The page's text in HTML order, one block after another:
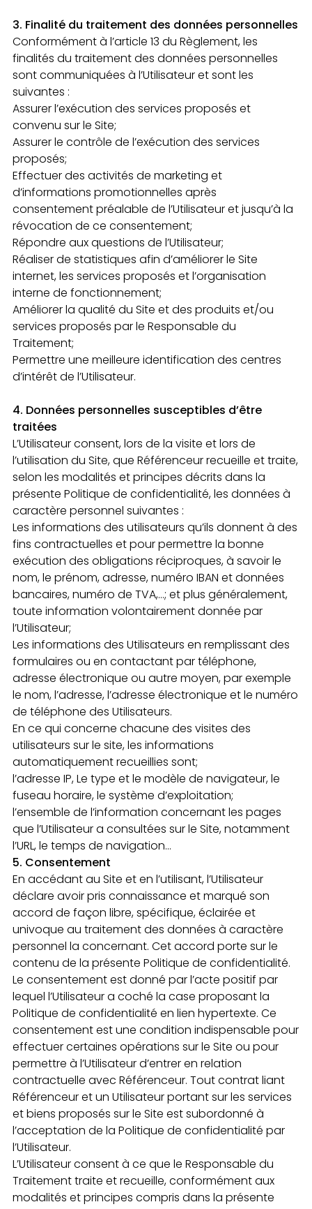
3. Finalité du traitement des données personnelles
Conformément à l’article 13 du Règlement, les
finalités du traitement des données personnelles
sont communiquées à l’Utilisateur et sont les
suivantes :
Assurer l’exécution des services proposés et
convenu sur le Site;
Assurer le contrôle de l’exécution des services
proposés;
Effectuer des activités de marketing et
d’informations promotionnelles après
consentement préalable de l’Utilisateur et jusqu’à la
révocation de ce consentement;
Répondre aux questions de l’Utilisateur;
Réaliser de statistiques afin d’améliorer le Site
internet, les services proposés et l’organisation
interne de fonctionnement;
Améliorer la qualité du Site et des produits et/ou
services proposés par le Responsable du
Traitement;
Permettre une meilleure identification des centres
d’intérêt de l’Utilisateur.
4. Données personnelles susceptibles d’être
traitées
L’Utilisateur consent, lors de la visite et lors de
l’utilisation du Site, que Référenceur recueille et traite,
selon les modalités et principes décrits dans la
présente Politique de confidentialité, les données à
caractère personnel suivantes :
Les informations des utilisateurs qu’ils donnent à des
fins contractuelles et pour permettre la bonne
exécution des obligations réciproques, à savoir le
nom, le prénom, adresse, numéro IBAN et données
bancaires, numéro de TVA,…; et plus généralement,
toute information volontairement donnée par
l’Utilisateur;
Les informations des Utilisateurs en remplissant des
formulaires ou en contactant par téléphone,
adresse électronique ou autre moyen, par exemple
le nom, l’adresse, l’adresse électronique et le numéro
de téléphone des Utilisateurs.
En ce qui concerne chacune des visites des
utilisateurs sur le site, les informations
automatiquement recueillies sont;
l’adresse IP, Le type et le modèle de navigateur, le
fuseau horaire, le système d’exploitation;
l’ensemble de l’information concernant les pages
que l’Utilisateur a consultées sur le Site, notamment
l’URL, le temps de navigation…
5. Consentement
En accédant au Site et en l’utilisant, l’Utilisateur
déclare avoir pris connaissance et marqué son
accord de façon libre, spécifique, éclairée et
univoque au traitement des données à caractère
personnel la concernant. Cet accord porte sur le
contenu de la présente Politique de confidentialité.
Le consentement est donné par l’acte positif par
lequel l’Utilisateur a coché la case proposant la
Politique de confidentialité en lien hypertexte. Ce
consentement est une condition indispensable pour
effectuer certaines opérations sur le Site ou pour
permettre à l’Utilisateur d’entrer en relation
contractuelle avec Référenceur. Tout contrat liant
Référenceur et un Utilisateur portant sur les services
et biens proposés sur le Site est subordonné à
l’acceptation de la Politique de confidentialité par
l’Utilisateur.
L’Utilisateur consent à ce que le Responsable du
Traitement traite et recueille, conformément aux
modalités et principes compris dans la présente